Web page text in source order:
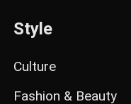
Style
Culture
Fashion & Beauty